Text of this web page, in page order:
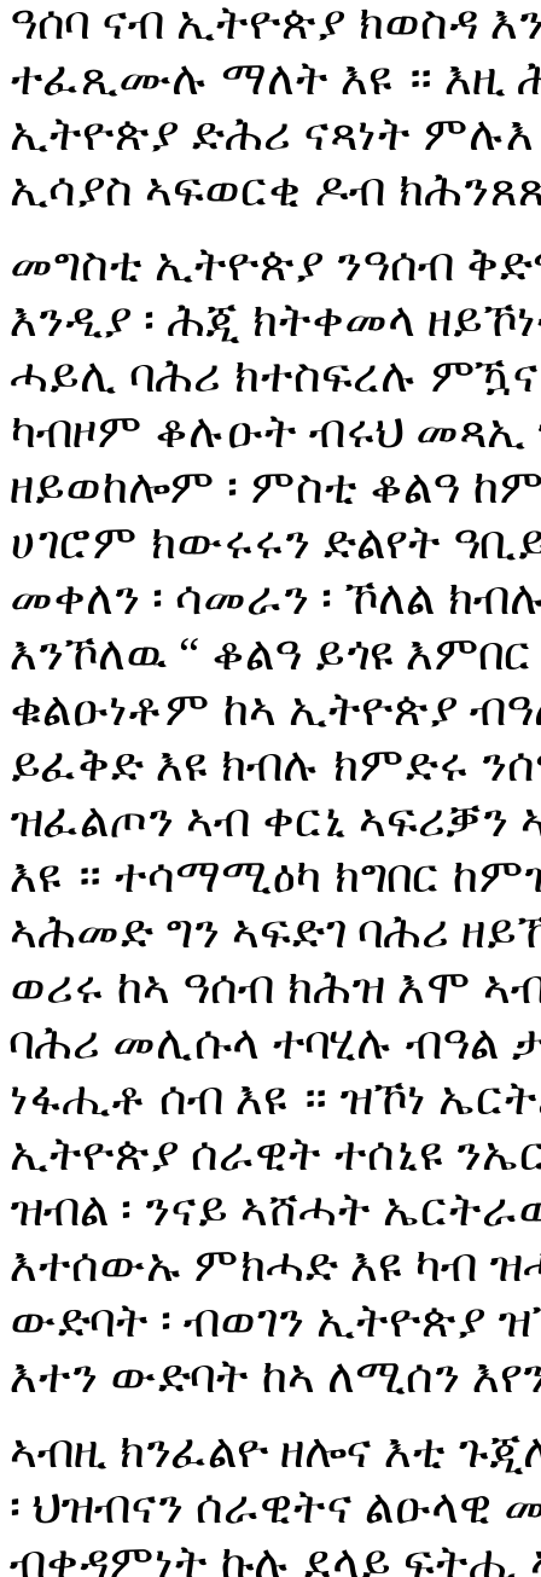
ዓሰባ ናብ ኢትዮጵያ ክወስዳ
ተፈጺሙሉ ማለት እዩ ። እዚ
ኢትዮጵያ ድሕሪ ናጻነት ምሉእ
ኢሳያስ ኣፍወርቂ ዶብ
መግስቲ ኢትዮጵያ ንዓሰብ
እንዲያ ፡ ሕጂ ክትቀመላ
ሓይሊ ባሕሪ ክተስፍረሉ ምዃና
ካብዞም ቆሉዑት ብሩህ መጻኢ
ዘይወከሎም ፡ ምስቲ ቆልዓ
ሀገሮም ክውሩሩን ድልየት
መቀለን ፡ ሳመራን ፡ ኾለል
እንኾለዉ “ ቆልዓ ይጎዩ
ቁልዑነቶም ከኣ ኢትዮጵያ
ይፈቅድ እዩ ክብሉ ክምድሩ
ዝፈልጦን ኣብ ቀርኒ ኣፍሪቓን
እዩ ። ተሳማሚዕካ ክግበር
ኣሕመድ ግን ኣፍድገ ባሕሪ
ወሪሩ ከኣ ዓሰብ ክሕዝ እሞ
ባሕሪ መሊሱላ ተባሂሉ ብዓል
ነፋሒቶ ሰብ እዩ ። ዝኾነ
ኢትዮጵያ ሰራዊት ተሰኒዩ
ዝብል ፡ ንናይ ኣሸሓት
እተሰውኡ ምክሓድ እዩ ካብ
ውድባት ፡ ብወገን ኢትዮጵያ
እተን ውድባት ከኣ ለሚሰን
ኣብዚ ክንፈልዮ ዘሎና እቲ
፡ ህዝብናን ሰራዊትና ልዑላዊ
ብቀዳምነት ኩሉ ደላይ ፍትሒ